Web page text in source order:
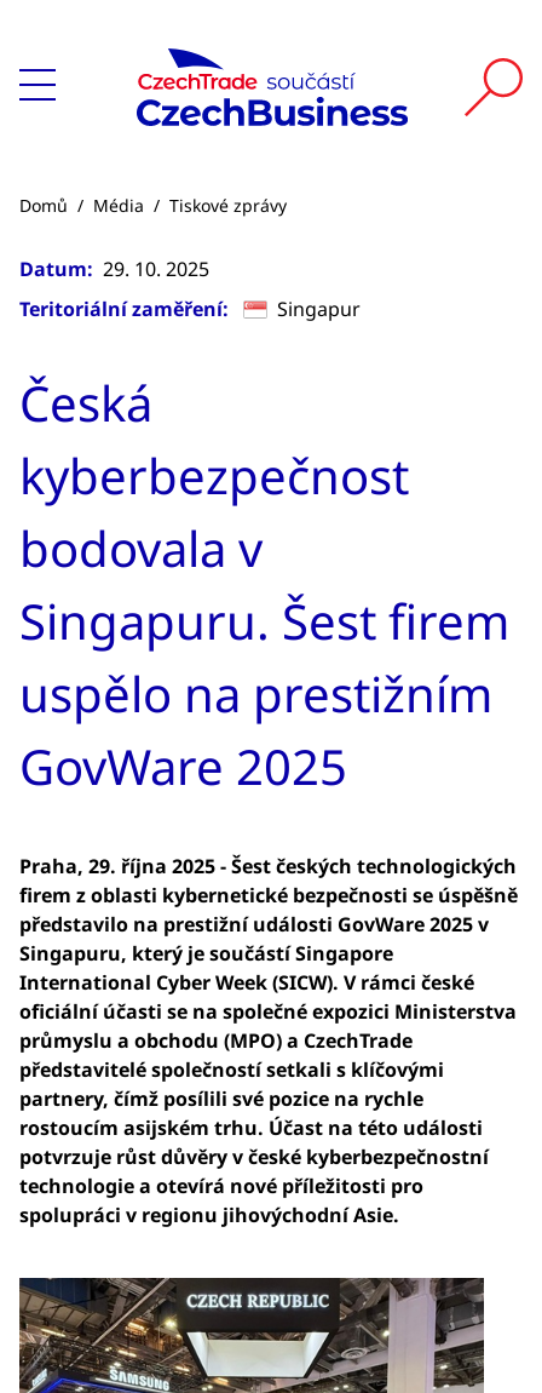
Domů / Média / Tiskové zprávy
Datum: 29. 10. 2025
Teritoriální zaměření:
Singapur
Česká
kyberbezpečnost
bodovala v
Singapuru. Šest firem
uspělo na prestižním
GovWare 2025
Praha, 29. října 2025 - Šest českých technologických
firem z oblasti kybernetické bezpečnosti se úspěšně
představilo na prestižní události GovWare 2025 v
Singapuru, který je součástí Singapore
International Cyber Week (SICW). V rámci české
oficiální účasti se na společné expozici Ministerstva
průmyslu a obchodu (MPO) a CzechTrade
představitelé společností setkali s klíčovými
partnery, čímž posílili své pozice na rychle
rostoucím asijském trhu. Účast na této události
potvrzuje růst důvěry v české kyberbezpečnostní
technologie a otevírá nové příležitosti pro
spolupráci v regionu jihovýchodní Asie.